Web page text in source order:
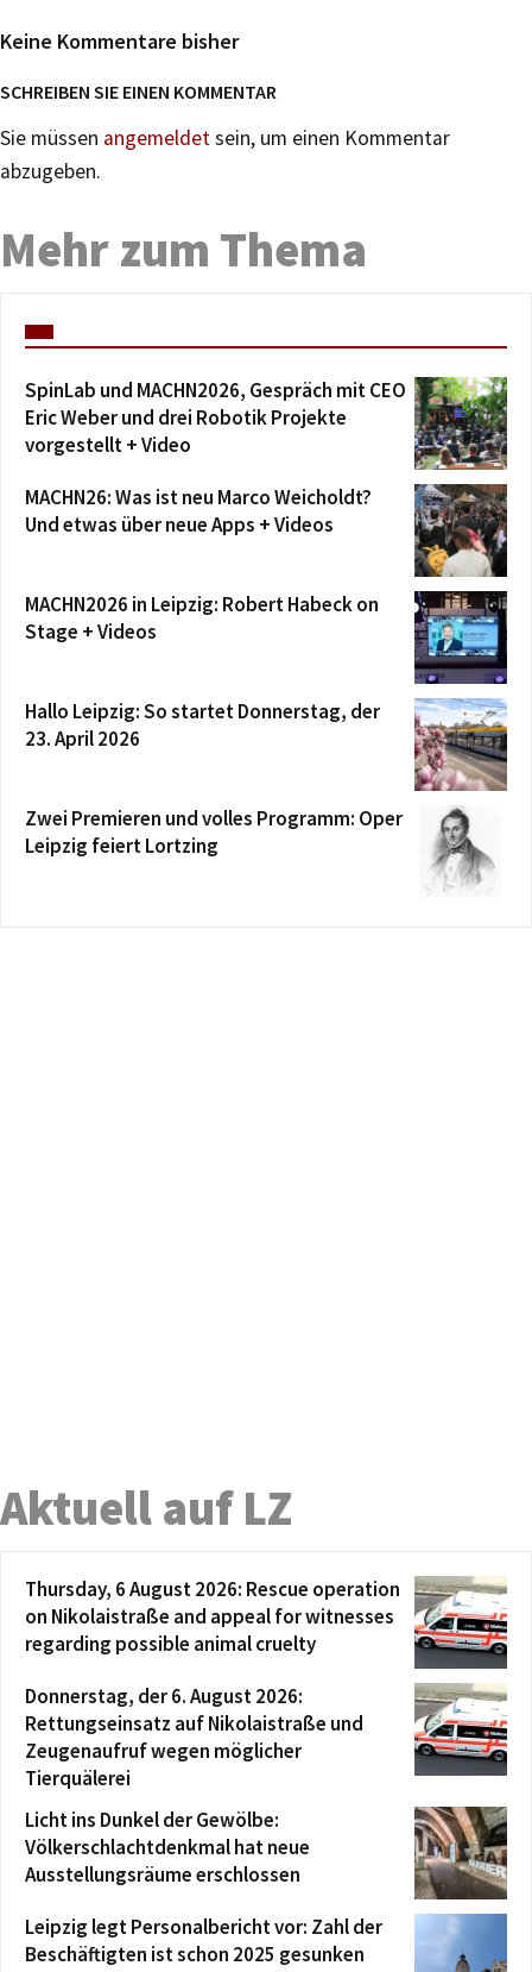
Keine Kommentare bisher
SCHREIBEN SIE EINEN KOMMENTAR
Sie müssen angemeldetsein, um einen Kommentar
abzugeben.
Mehr zum Thema
SpinLab und MACHN2026, Gespräch mit CEO
Eric Weber und drei Robotik Projekte
vorgestellt + Video
MACHN26: Was ist neu Marco Weicholdt?
Und etwas über neue Apps + Videos
MACHN2026 in Leipzig: Robert Habeck on
Stage + Videos
Hallo Leipzig: So startet Donnerstag, der
23. April 2026
Zwei Premieren und volles Programm: Oper
Leipzig feiert Lortzing
Aktuell auf LZ
Thursday, 6 August 2026: Rescue operation
on Nikolaistraße and appeal for witnesses
regarding possible animal cruelty
Donnerstag, der 6. August 2026:
Rettungseinsatz auf Nikolaistraße und
Zeugenaufruf wegen möglicher
Tierquälerei
Licht ins Dunkel der Gewölbe:
Völkerschlachtdenkmal hat neue
Ausstellungsräume erschlossen
Leipzig legt Personalbericht vor: Zahl der
Beschäftigten ist schon 2025 gesunken